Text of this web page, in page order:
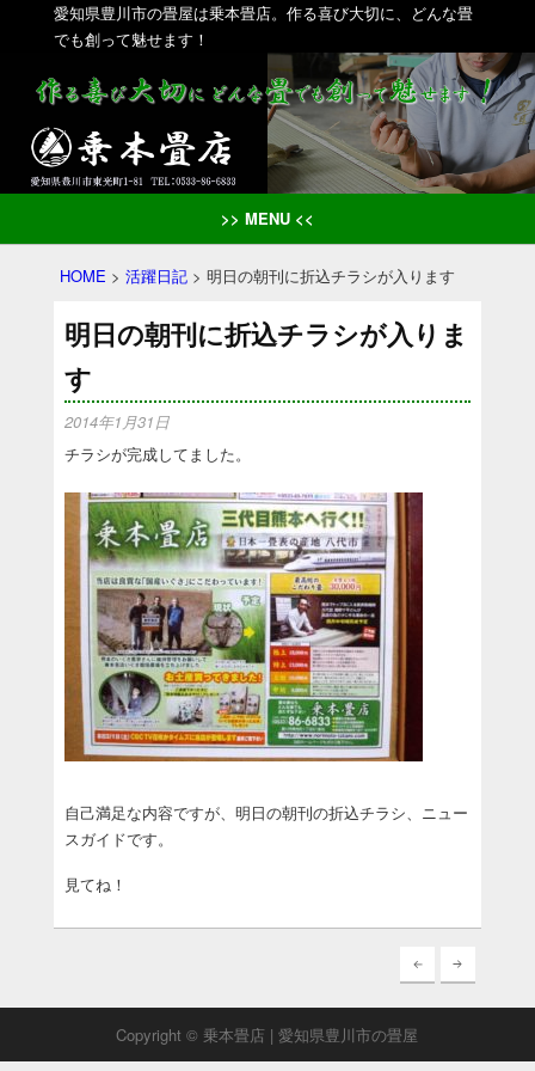
愛知県豊川市の畳屋は乗本畳店。作る喜び大切に、どんな畳
でも創って魅せます！
>> MENU <<
HOME > 活躍日記> 明日の朝刊に折込チラシが入ります
明日の朝刊に折込チラシが入りま
す
2014年1月31日
チラシが完成してました。
自己満足な内容ですが、明日の朝刊の折込チラシ、ニュー
スガイドです。
見てね！
Copyright © 乗本畳店 | 愛知県豊川市の畳屋